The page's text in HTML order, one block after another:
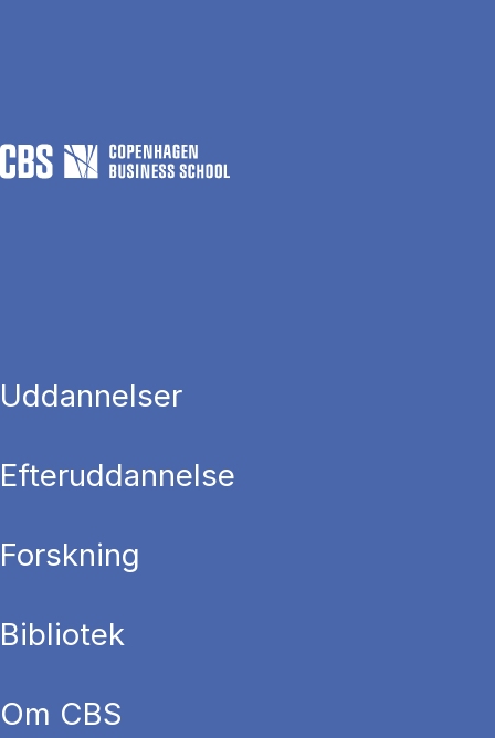
Uddannelser
Efteruddannelse
Forskning
Bibliotek
Om CBS